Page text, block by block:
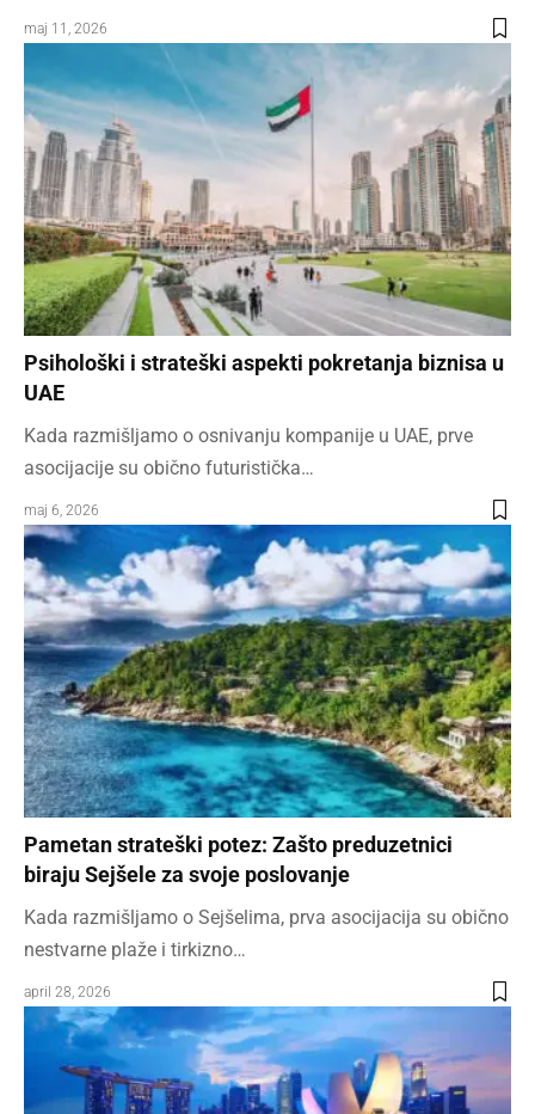
maj 11, 2026
Psihološki i strateški aspekti pokretanja biznisa u
UAE
Kada razmišljamo o osnivanju kompanije u UAE, prve
asocijacije su obično futuristička…
maj 6, 2026
Pametan strateški potez: Zašto preduzetnici
biraju Sejšele za svoje poslovanje
Kada razmišljamo o Sejšelima, prva asocijacija su obično
nestvarne plaže i tirkizno…
april 28, 2026